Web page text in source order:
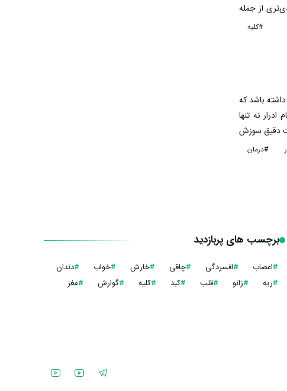
از جمله
این است؛
#کلیه
باشد که
نه تنها
دقیق سوزش
علائم و
#درمان
برچسب های پربازدید
#اعصاب #افسردگی #چاقی #خارش #خواب #دندان
#ریه #زانو #قلب #کبد #کلیه #گوارش #مغز